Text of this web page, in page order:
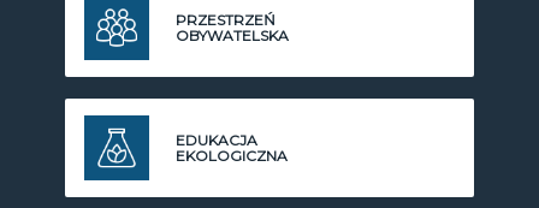
PRZESTRZEŃ
OBYWATELSKA
EDUKACJA
EKOLOGICZNA